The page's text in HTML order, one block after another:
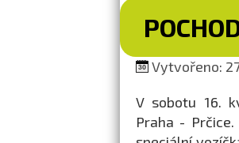
Vytvořeno:
V sobotu 16.
Praha -